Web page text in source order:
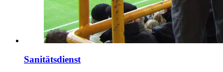
Sanitätsdienst